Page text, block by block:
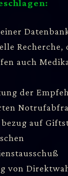
Recherche,
auch
der
auf
von